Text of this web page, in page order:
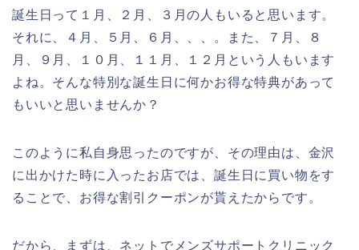
誕生日って１月、２月、３月の人もいると思います。
それに、４月、５月、６月、、、。また、７月、８
月、９月、１０月、１１月、１２月という人もいます
よね。そんな特別な誕生日に何かお得な特典があって
もいいと思いませんか？
このように私自身思ったのですが、その理由は、金沢
に出かけた時に入ったお店では、誕生日に買い物をす
ることで、お得な割引クーポンが貰えたからです。
だから、まずは、ネットでメンズサポートクリニック